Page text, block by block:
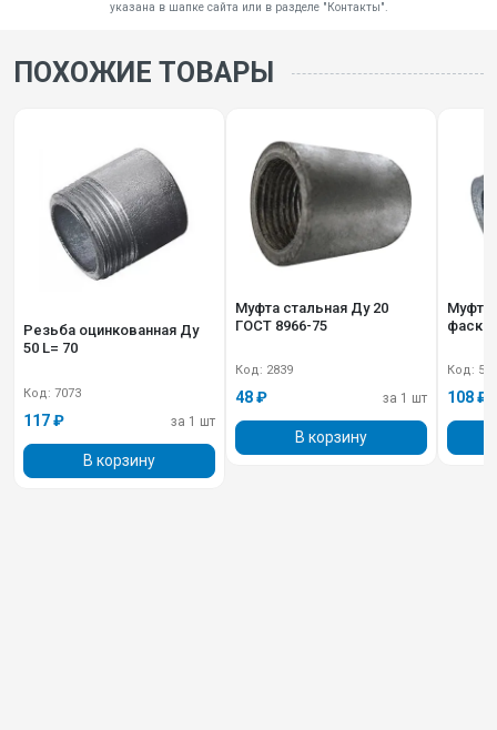
указана в шапке сайта или в разделе "Контакты".
ПОХОЖИЕ ТОВАРЫ
Резьба оцинкованная Ду
50 L= 70
Код: 7073
117 ₽ за 1 шт
В корзину
Муфта стальная Ду 20
ГОСТ 8966-75
Код: 2839
48 ₽ за 1 шт
В корзину
Муфта СТАЛЬНАЯ Ду 32 с
Код:
108 ₽